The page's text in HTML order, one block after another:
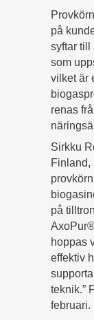
på
syftar till
som
vilket är
renas
Sirkku
Finland,
på
hoppas
effektiv
teknik.”
februari.